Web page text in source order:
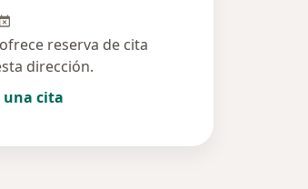
reserva de cita
dirección.
cita